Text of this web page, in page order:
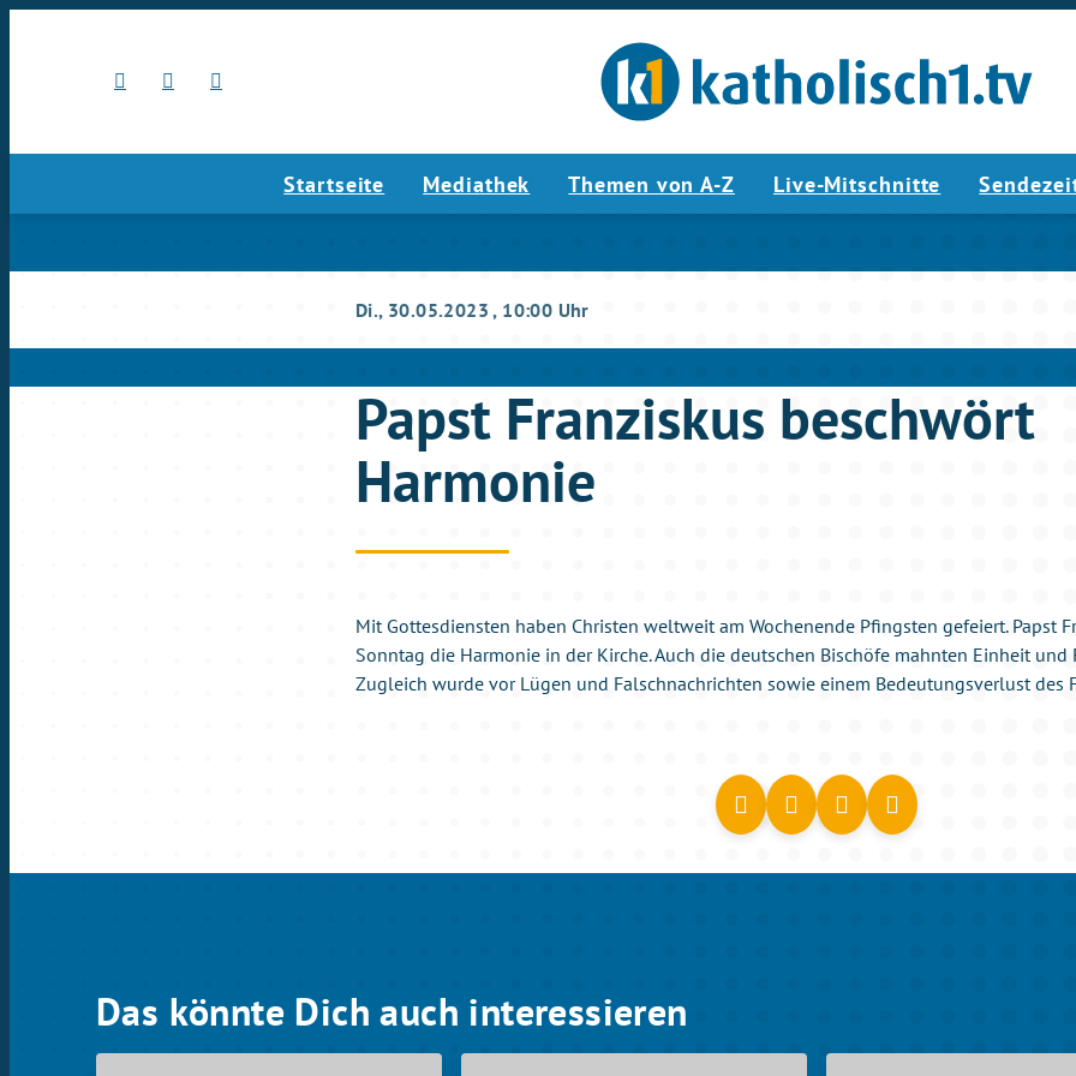
Startseite Mediathek Themen von A-Z Live-Mitschnitte
Di., 30.05.2023, 10:00 Uhr
Papst Franziskus beschwört
Harmonie
Mit Gottesdiensten haben Christen weltweit am Wochenende Pfingsten gefeiert. Papst
Sonntag die Harmonie in der Kirche. Auch die deutschen Bischöfe mahnten Einheit und
Zugleich wurde vor Lügen und Falschnachrichten sowie einem Bedeutungsverlust des
Das könnte Dich auch interessieren